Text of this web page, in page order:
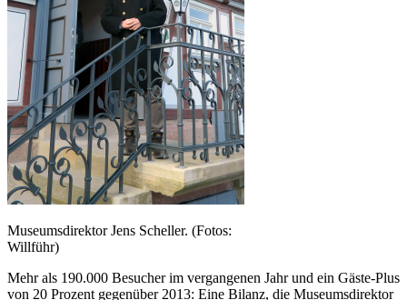
Museumsdirektor Jens Scheller. (Fotos:
Willführ)
Mehr als 190.000 Besucher im vergangenen Jahr und ein Gäste-Plus
von 20 Prozent gegenüber 2013: Eine Bilanz, die Museumsdirektor